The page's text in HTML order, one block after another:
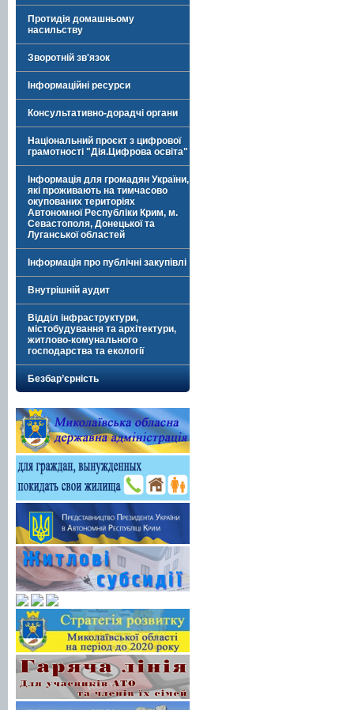
Протидія домашньому
насильству
Зворотній зв'язок
Інформаційні ресурси
Консультативно-дорадчі органи
Національний проєкт з цифрової
грамотності "Дія.Цифрова освіта"
Інформація для громадян України,
які проживають на тимчасово
окупованих територіях
Автономної Республіки Крим, м.
Севастополя, Донецької та
Луганської областей
Інформація про публічні закупівлі
Внутрішній аудит
Відділ інфраструктури,
містобудування та архітектури,
житлово-комунального
господарства та екології
Безбар’єрність